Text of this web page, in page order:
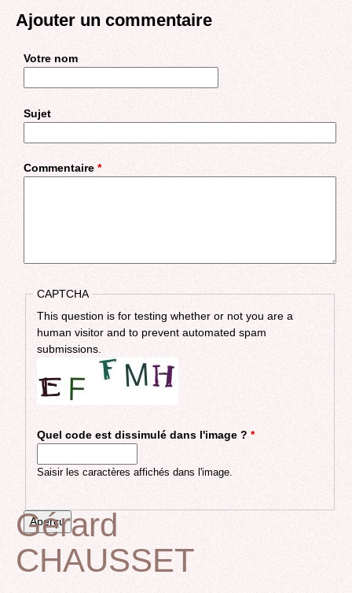
Ajouter un commentaire
Votre nom
Sujet
Commentaire *
CAPTCHA
This question is for testing whether or not you are a
human visitor and to prevent automated spam
submissions.
Quel code est dissimulé dans l'image ?*
Saisir les caractères affichés dans l'image.
Back
to
Gérard
CHAUSSET